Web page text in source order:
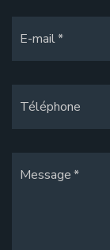
E-mail
Téléphone
Message